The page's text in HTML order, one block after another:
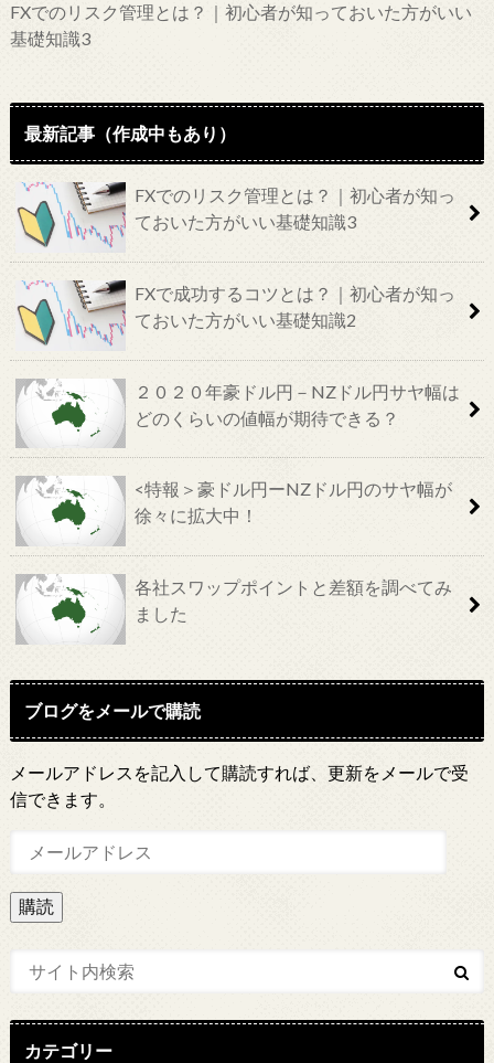
FXでのリスク管理とは？｜初心者が知っておいた方がいい
基礎知識3
最新記事（作成中もあり）
FXでのリスク管理とは？｜初心者が知っ
ておいた方がいい基礎知識3
FXで成功するコツとは？｜初心者が知っ
ておいた方がいい基礎知識2
２０２０年豪ドル円－NZドル円サヤ幅は
どのくらいの値幅が期待できる？
<特報＞豪ドル円ーNZドル円のサヤ幅が
徐々に拡大中！
各社スワップポイントと差額を調べてみ
ました
ブログをメールで購読
メールアドレスを記入して購読すれば、更新をメールで受
信できます。
ー
ル
ア
ド
カテゴリー